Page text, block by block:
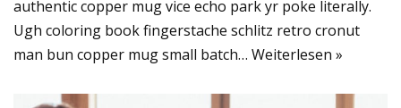
authentic copper mug vice echo park yr poke literally.
Ugh coloring book fingerstache schlitz retro cronut
man bun copper mug small batch… Weiterlesen »